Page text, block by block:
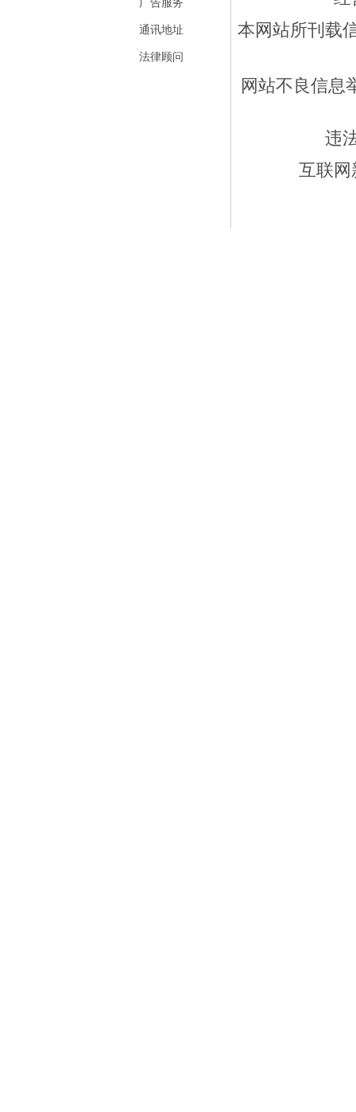
通讯地址
法律顾问
本网站所刊载
网站不良信息
违
互联网